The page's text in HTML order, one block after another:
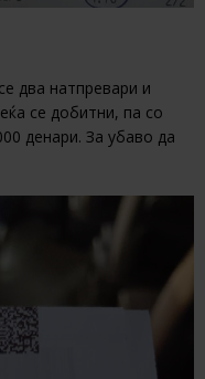
два натпревари и
се добитни, па со
денари. За убаво да